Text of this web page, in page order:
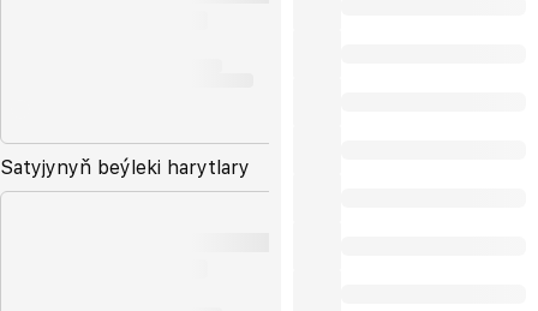
Satyjynyň beýleki harytlary